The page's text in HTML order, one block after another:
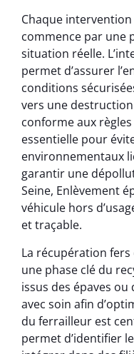
Chaque
commence par une
situation réelle.
permet d’assurer
conditions
vers une
conforme aux
essentielle pour
environnementaux
garantir une
Seine, Enlèvement
véhicule hors
et traçable.
La récupération
une phase clé du
issus des épaves
avec soin afin
du ferrailleur est
permet d’identifier